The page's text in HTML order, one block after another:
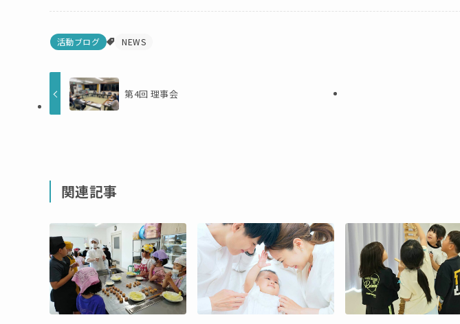
活動ブログ NEWS
第4回 理事会
関連記事